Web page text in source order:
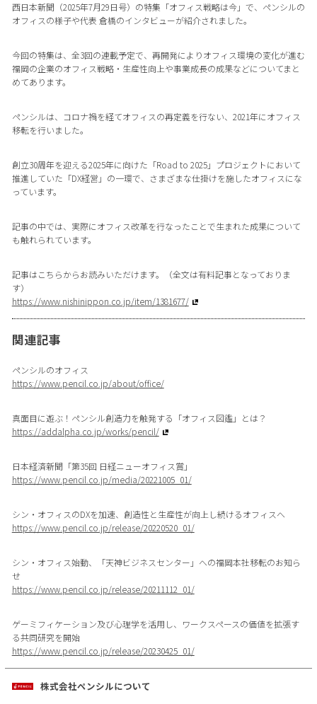
西日本新聞（2025年7月29日号）の特集「オフィス戦略は今」で、ペンシルの
オフィスの様子や代表 倉橋のインタビューが紹介されました。
今回の特集は、全3回の連載予定で、再開発によりオフィス環境の変化が進む
福岡の企業のオフィス戦略・生産性向上や事業成長の成果などについてまと
めてあります。
ペンシルは、コロナ禍を経てオフィスの再定義を行ない、2021年にオフィス
移転を行いました。
創立30周年を迎える2025年に向けた「Road to 2025」プロジェクトにおいて
推進していた「DX経営」の一環で、さまざまな仕掛けを施したオフィスにな
っています。
記事の中では、実際にオフィス改革を行なったことで生まれた成果について
も触れられています。
記事はこちらからお読みいただけます。（全文は有料記事となっておりま
す）
https://www.nishinippon.co.jp/item/1381677/
関連記事
ペンシルのオフィス
https://www.pencil.co.jp/about/office/
真面目に遊ぶ！ペンシル創造力を触発する「オフィス図鑑」とは？
https://addalpha.co.jp/works/pencil/
日本経済新聞「第35回 日経ニューオフィス賞」
https://www.pencil.co.jp/media/20221005_01/
シン・オフィスのDXを加速、創造性と生産性が向上し続けるオフィスへ
https://www.pencil.co.jp/release/20220520_01/
シン・オフィス始動、「天神ビジネスセンター」への福岡本社移転のお知ら
せ
https://www.pencil.co.jp/release/20211112_01/
ゲーミフィケーション及び心理学を活用し、ワークスペースの価値を拡張す
る共同研究を開始
https://www.pencil.co.jp/release/20230425_01/
株式会社ペンシルについて